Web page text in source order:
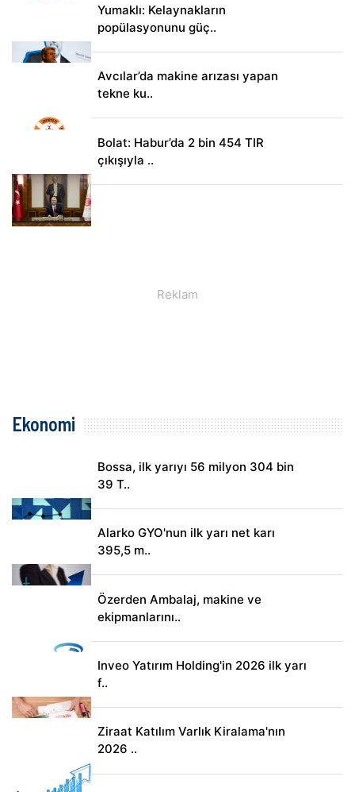
Yumaklı: Kelaynakların
popülasyonunu güç..
Avcılar’da makine arızası yapan
tekne ku..
Bolat: Habur’da 2 bin 454 TIR
çıkışıyla ..
Ekonomi
Bossa, ilk yarıyı 56 milyon 304 bin
39 T..
Alarko GYO'nun ilk yarı net karı
395,5 m..
Özerden Ambalaj, makine ve
ekipmanlarını..
Inveo Yatırım Holding'in 2026 ilk yarı
f..
Ziraat Katılım Varlık Kiralama'nın
2026 ..